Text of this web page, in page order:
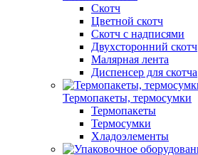
Скотч
Цветной скотч
Скотч с надписями
Двухсторонний скотч
Малярная лента
Диспенсер для скотча
Термопакеты, термосумки
Термопакеты
Термосумки
Хладоэлементы